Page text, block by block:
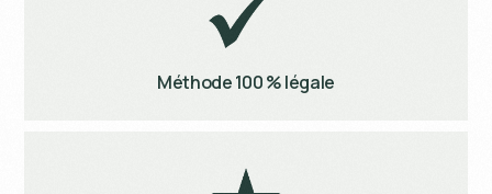
Méthode 100 % légale